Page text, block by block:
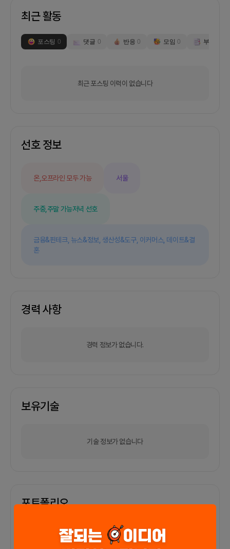
사용자를 대상으로 합니다.)2. 회의 진행/모임 방식-
1주에 몇번정도 회의나 모임을 진행할 계획인가요?
요(ex - 온라인은 줌을 활용하고, 오프라인은 강남역
카페등을 대관할예정입니다, 커뮤니케이션은 슬랙을
주세요.(ex - 전체 프로덕트의 기획 및 프로젝트 매
기재(ex 대학생분들만 지원해주시면 감사하겠습니
니다.(형식은 달라도 상관없습니다)- 신청시 기타사
최근 활동
포스팅 0 댓글 0 반응 0 모임 0 부스
최근 포스팅 이력이 없습니다
선호 정보
온,오프라인 모두 가능 서울
주중,주말 가능저녁 선호
금융&핀테크, 뉴스&정보, 생산성&도구, 이커머스, 데이트&결
혼
경력 사항
경력 정보가 없습니다.
보유기술
기술 정보가 없습니다
포트폴리오
외부 연동 정보가 없습니다